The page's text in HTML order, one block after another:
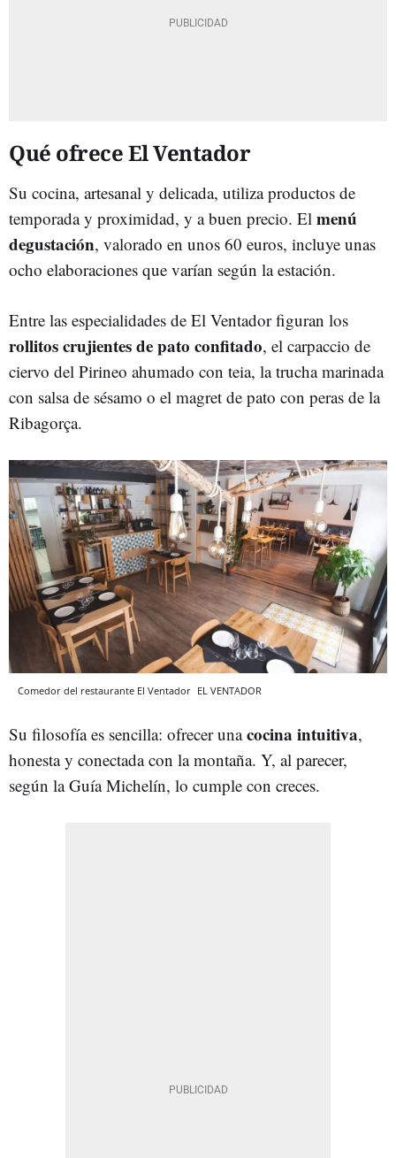
Qué ofrece El Ventador
Su cocina, artesanal y delicada, utiliza productos de
temporada y proximidad, y a buen precio. El menú
degustación, valorado en unos 60 euros, incluye unas
ocho elaboraciones que varían según la estación.
Entre las especialidades de El Ventador figuran los
rollitos crujientes de pato confitado, el carpaccio de
ciervo del Pirineo ahumado con teia, la trucha marinada
con salsa de sésamo o el magret de pato con peras de la
Ribagorça.
Comedor del restaurante El Ventador EL VENTADOR
Su filosofía es sencilla: ofrecer unacocina intuitiva,
honesta y conectada con la montaña. Y, al parecer,
según la Guía Michelín, lo cumple con creces.